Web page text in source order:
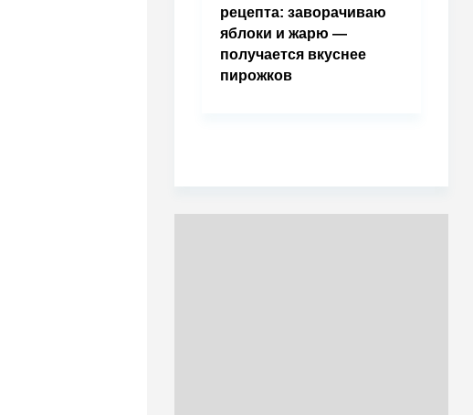
рецепта: заворачиваю
яблоки и жарю —
получается вкуснее
пирожков